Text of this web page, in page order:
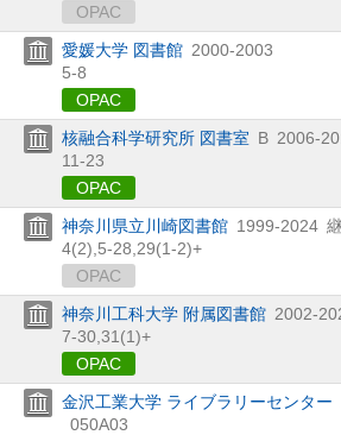
OPAC
愛媛大学 図書館 2000-2003
5-8
OPAC
核融合科学研究所 図書室 B 2006-
11-23
OPAC
神奈川県立川崎図書館 1999-2024
4(2), 5-28, 29(1-2)+
OPAC
神奈川工科大学 附属図書館 2002-
7-30, 31(1)+
OPAC
金沢工業大学 ライブラリーセンター
050A03